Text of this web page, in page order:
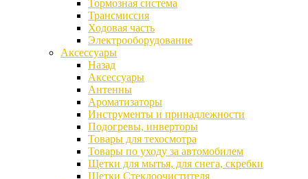
Тормозная система
Трансмиссия
Ходовая часть
Электрооборудование
Аксессуары
Назад
Аксессуары
Антенны
Ароматизаторы
Инструменты и принадлежности
Подогревы, инверторы
Товары для техосмотра
Товары по уходу за автомобилем
Щетки для мытья, для снега, скребки
Щетки Стеклоочистителя